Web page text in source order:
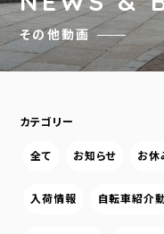
その他動画
カテゴリー
全て お知らせ お休
入荷情報 自転車紹介